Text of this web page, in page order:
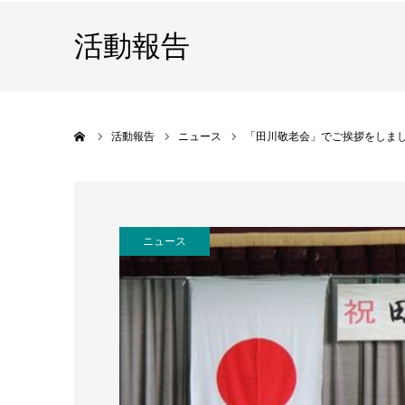
活動報告
活動報告 ニュース 「田川敬老会」でご挨拶をしま
ニュース